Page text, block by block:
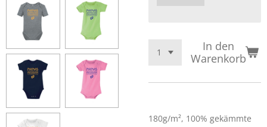
In den
Warenkorb
180g/m², 100% gekämmte